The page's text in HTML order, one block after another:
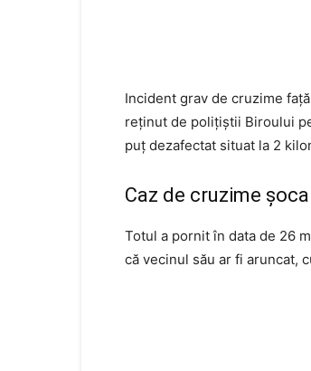
Incident grav de cruzime
reținut de polițiștii Biroului
puț dezafectat situat la 2
Caz de cruzime
Totul a pornit în data de 26
că vecinul său ar fi aruncat,